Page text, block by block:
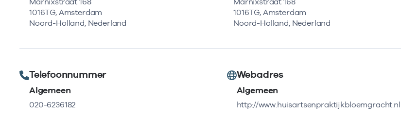
1016TG, Amsterdam
Noord-Holland, Nederland
1016TG, Amsterdam
Noord-Holland, Nederland
Telefoonnummer
Algemeen
020-6236182
Webadres
Algemeen
http://www.huisartsenpraktijkbloemgracht.nl